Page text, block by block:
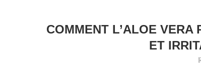
COMMENT L’ALOE
ET